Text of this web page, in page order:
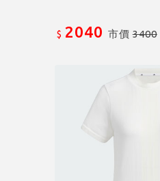
$ 2040 市價3400